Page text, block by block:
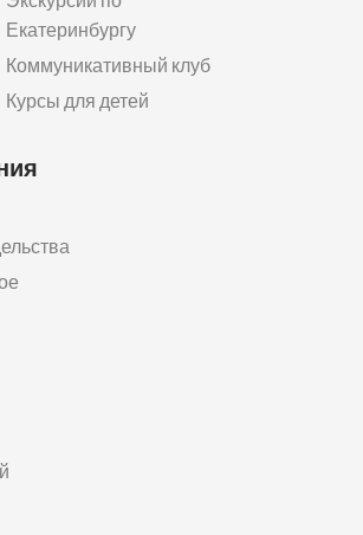
Екатеринбургу
Коммуникативный клуб
Курсы для детей